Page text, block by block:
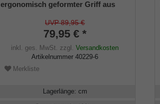
ergonomisch geformter Griff aus
Stock Aluminium höhenverstellbar,
inklusive Gummipuffer
UVP 89,95 €
79,95 € *
inkl. ges. MwSt. zzgl.Versandkosten
Artikelnummer40229-6
Merkliste
Lagerlänge: cm